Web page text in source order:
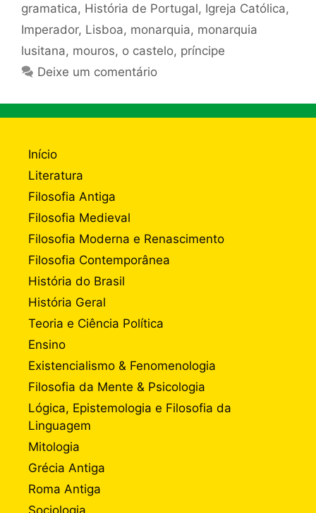
gramatica, História de Portugal, Igreja Católica,
Imperador, Lisboa, monarquia, monarquia
lusitana, mouros, o castelo, príncipe
Deixe um comentário
Início
Literatura
Filosofia Antiga
Filosofia Medieval
Filosofia Moderna e Renascimento
Filosofia Contemporânea
História do Brasil
História Geral
Teoria e Ciência Política
Ensino
Existencialismo & Fenomenologia
Filosofia da Mente & Psicologia
Lógica, Epistemologia e Filosofia da
Linguagem
Mitologia
Grécia Antiga
Roma Antiga
Sociologia